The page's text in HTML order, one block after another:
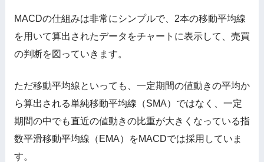
MACDの仕組みは非常にシンプルで、2本の移動平均線
を用いて算出されたデータをチャートに表示して、売買
の判断を図っていきます。
ただ移動平均線といっても、一定期間の値動きの平均か
ら算出される単純移動平均線（SMA）ではなく、一定
期間の中でも直近の値動きの比重が大きくなっている指
数平滑移動平均線（EMA）をMACDでは採用していま
す。